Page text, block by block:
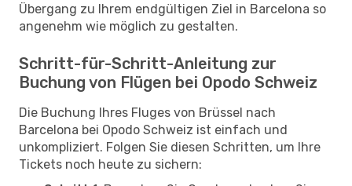
Übergang zu Ihrem endgültigen Ziel in Barcelona so
angenehm wie möglich zu gestalten.
Schritt-für-Schritt-Anleitung zur
Buchung von Flügen bei Opodo Schweiz
Die Buchung Ihres Fluges von Brüssel nach
Barcelona bei Opodo Schweiz ist einfach und
unkompliziert. Folgen Sie diesen Schritten, um Ihre
Tickets noch heute zu sichern: